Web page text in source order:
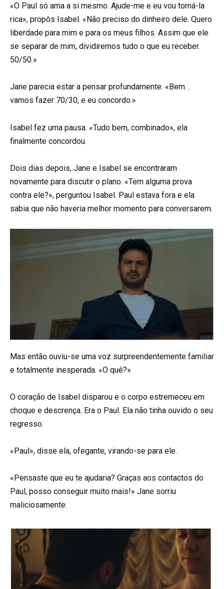
«O Paul só ama a si mesmo. Ajude-me e eu vou torná-la
rica», propôs Isabel. «Não preciso do dinheiro dele. Quero
liberdade para mim e para os meus filhos. Assim que ele
se separar de mim, dividiremos tudo o que eu receber.
50/50.»
Jane parecia estar a pensar profundamente. «Bem…
vamos fazer 70/30, e eu concordo.»
Isabel fez uma pausa. «Tudo bem, combinado», ela
finalmente concordou.
Dois dias depois, Jane e Isabel se encontraram
novamente para discutir o plano. «Tem alguma prova
contra ele?», perguntou Isabel. Paul estava fora e ela
sabia que não haveria melhor momento para conversarem.
Mas então ouviu-se uma voz surpreendentemente familiar
e totalmente inesperada. «O quê?»
O coração de Isabel disparou e o corpo estremeceu em
choque e descrença. Era o Paul. Ela não tinha ouvido o seu
regresso.
«Paul», disse ela, ofegante, virando-se para ele.
«Pensaste que eu te ajudaria? Graças aos contactos do
Paul, posso conseguir muito mais!» Jane sorriu
maliciosamente.